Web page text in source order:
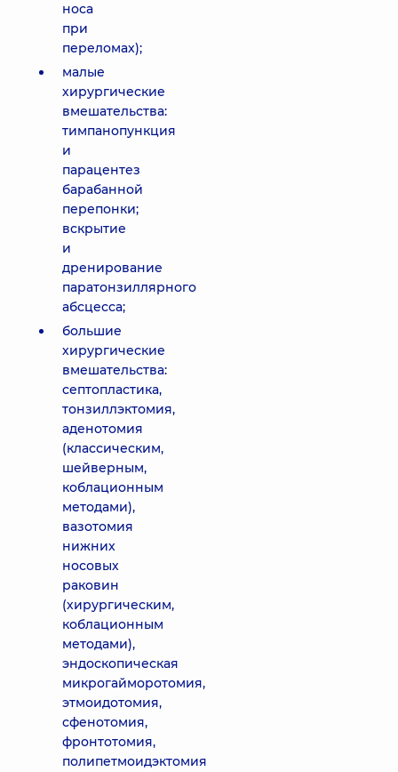
носа
при
переломах);
малые
хирургические
вмешательства:
тимпанопункция
и
парацентез
барабанной
перепонки;
вскрытие
и
дренирование
паратонзиллярного
абсцесса;
большие
хирургические
вмешательства:
септопластика,
тонзиллэктомия,
аденотомия
(классическим,
шейверным,
коблационным
методами),
вазотомия
нижних
носовых
раковин
(хирургическим,
коблационным
методами),
эндоскопическая
микрогайморотомия,
этмоидотомия,
сфенотомия,
фронтотомия,
полипетмоидэктомия